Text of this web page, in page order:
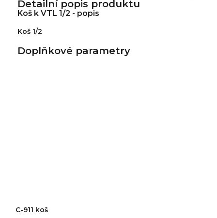
Detailní popis produktu
Koš k VTL 1/2 - popis
Koš 1/2
Doplňkové parametry
C-911 koš